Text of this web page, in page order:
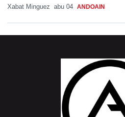
Xabat Minguez abu 04 ANDOAIN